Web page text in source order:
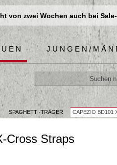
von zwei Wochen auch bei
JUNGEN/
SPAGHETTI-TRÄGER CAPEZIO BD101
Cross Straps